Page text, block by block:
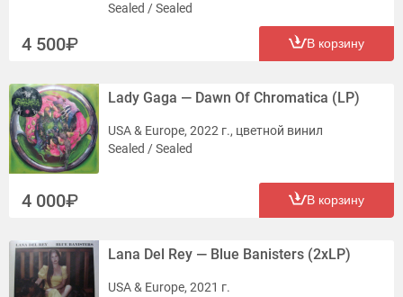
Sealed / Sealed
4 500 В корзину
Lady Gaga — Dawn Of Chromatica (LP)
USA & Europe, 2022 г., цветной винил
Sealed / Sealed
4 000 В корзину
Lana Del Rey — Blue Banisters (2xLP)
USA & Europe, 2021 г.